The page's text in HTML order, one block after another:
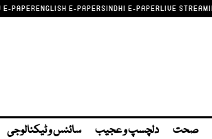
E-PAPERENGLISH E-PAPERSINDHI E-PAPERLIVE
صحت دلچسپ و عجیب سائنس و ٹیکنالوجی